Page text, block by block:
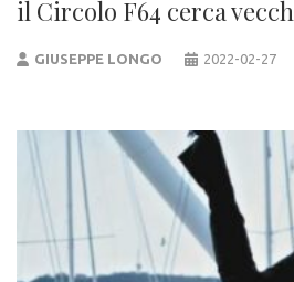
il Circolo F64 cerca
GIUSEPPE LONGO 2022-02-27